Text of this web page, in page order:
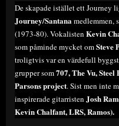
De skapade istället ett Journey
Journey/Santanamedlemmen,
(1973-80). Vokalisten Kevin
som påminde mycket omSteve
troligtvis var en värdefull
grupper som707, The Vu, Steel
Parsons project. Sist men inte
inspirerade gitarristen Josh
Kevin Chalfant, LRS, Ramos).